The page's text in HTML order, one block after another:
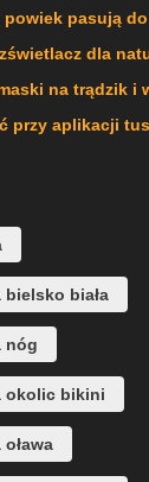
pasują
dla
na trądzik i
przy aplikacji
biała
nóg
okolic bikini